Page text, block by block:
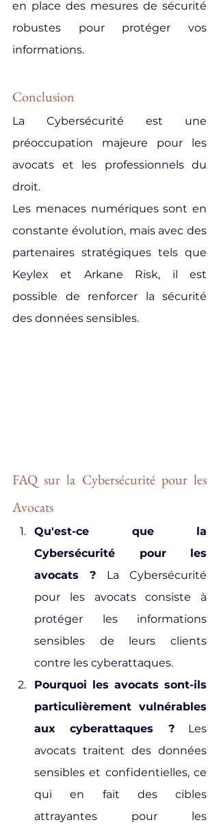
en place des mesures de sécurité
robustes pour protéger vos
informations.
Conclusion
La Cybersécurité est une
préoccupation majeure pour les
avocats et les professionnels du
droit.
Les menaces numériques sont en
constante évolution, mais avec des
partenaires stratégiques tels que
Keylex et Arkane Risk, il est
possible de renforcer la sécurité
des données sensibles.
FAQ sur la Cybersécurité pour les
Avocats
Qu'est-ce que la
Cybersécurité pour les
avocats ? La Cybersécurité
pour les avocats consiste à
protéger les informations
sensibles de leurs clients
contre les cyberattaques.
Pourquoi les avocats sont-ils
particulièrement vulnérables
aux cyberattaques ? Les
avocats traitent des données
sensibles et confidentielles, ce
qui en fait des cibles
attrayantes pour les